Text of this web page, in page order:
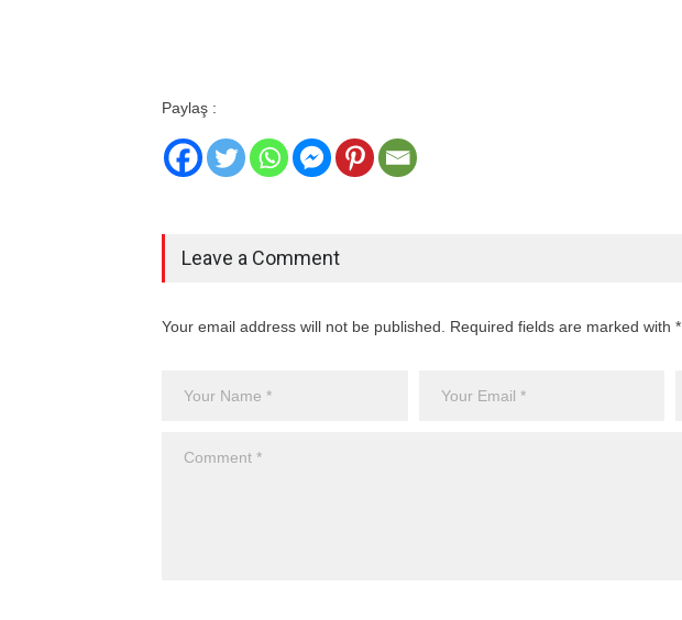
Paylaş :
Leave a Comment
Your email address will not be published. Required fields are marked with *